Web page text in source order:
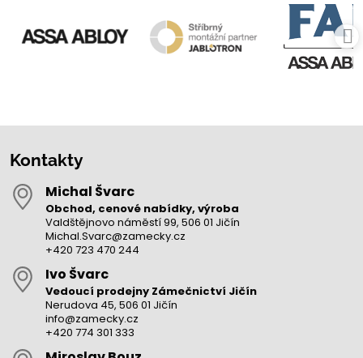
Kontakty
Michal Švarc
Obchod, cenové nabídky, výroba
Valdštějnovo náměstí 99, 506 01 Jičín
Michal.Svarc@zamecky.cz
+420 723 470 244
Ivo Švarc
Vedoucí prodejny Zámečnictví Jičín
Nerudova 45, 506 01 Jičín
info@zamecky.cz
+420 774 301 333